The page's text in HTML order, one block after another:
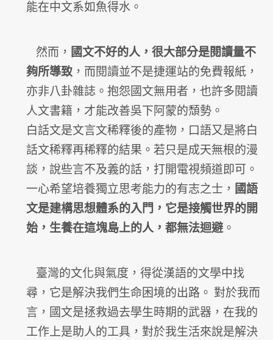
能在中文系如魚得水。
然而， 國文不好的人， 很大部分是閱讀量不
夠所導致 ，而閱讀並不是捷運站的免費報紙，
亦非八卦雜誌。抱怨國文無用者，也許多閱讀
人文書籍， 才能改善吳下阿蒙的頹勢。
白話文是文言文稀釋後的產物， 口語又是將白
話文稀釋再稀釋的結果。若只是成天無根的漫
談， 說些言不及義的話，打開電視頻道即可。
一心希望培養獨立思考能力的有志之士， 國語
文是建構思想體系的入門，它是接觸世界的開
始， 生養在這塊島上的人，都無法迴避。
臺灣的文化與氣度， 得從漢語的文學中找
尋，它是解決我們生命困境的出路。 對於我而
言，國文是拯救過去學生時期的武器， 在我的
工作上是助人的工具，對於我生活來說是解決